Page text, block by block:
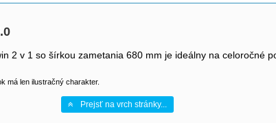
2 v 1 so šírkou zametania 680 mm je ideálny na celoročné
má len ilustračný charakter.
Prejsť na vrch stránky...